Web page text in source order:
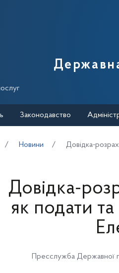
Державної
Законодавство
Новини Довідка-
Довідка-
як подати
Пресслужба Державної